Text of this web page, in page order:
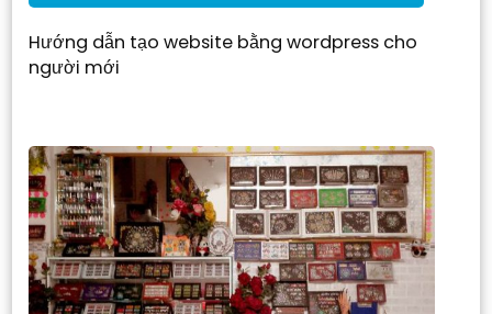
Hướng dẫn tạo website bằng wordpress cho
người mới